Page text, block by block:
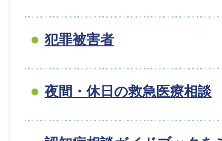
犯罪被害者
夜間・休日の救急医療相談